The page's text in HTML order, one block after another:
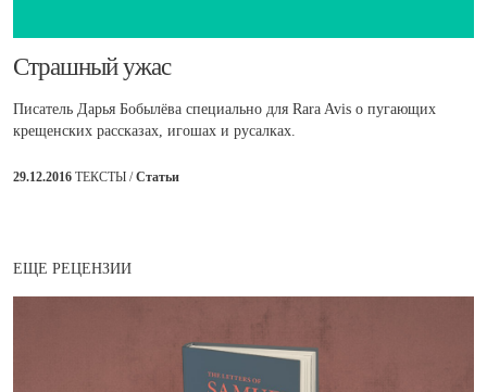
​Страшный ужас
Писатель Дарья Бобылёва специально для Rara Avis о пугающих
крещенских рассказах, игошах и русалках.
29.12.2016 ТЕКСТЫ /Статьи
ЕЩЕ РЕЦЕНЗИИ